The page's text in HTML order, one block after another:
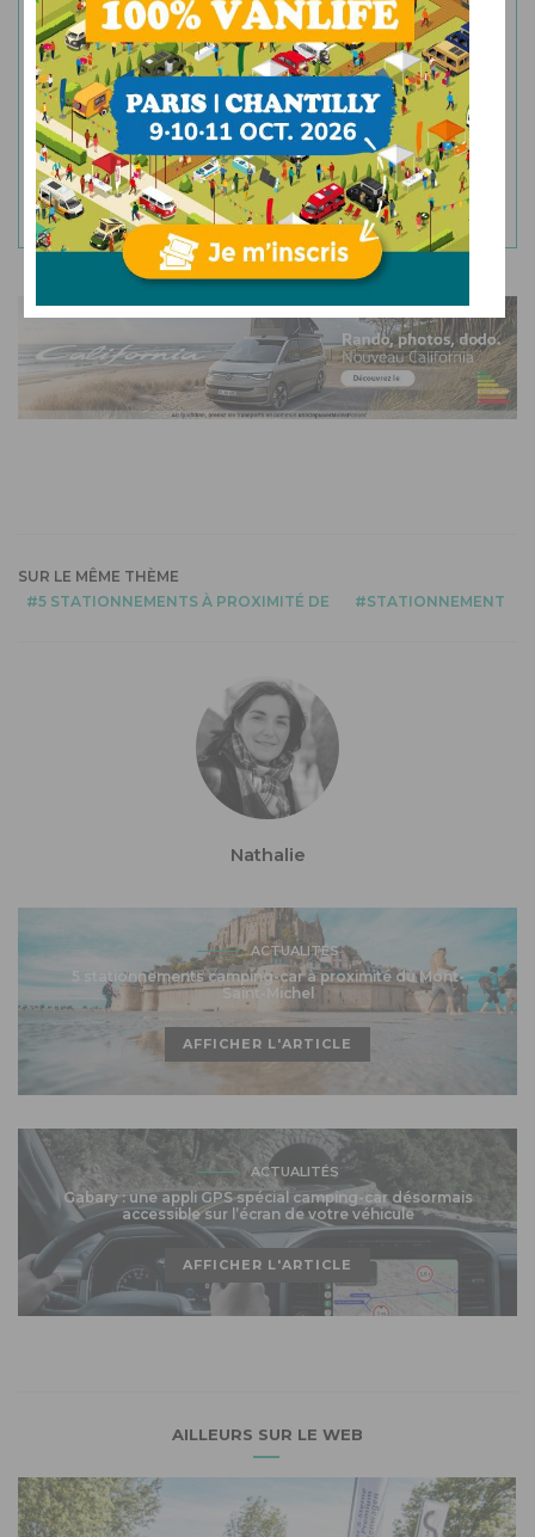
JE M'ABONNE
En vous abonnant, vous acceptez de recevoir la
newsletter de Campingcarlesite ainsi que les offres et
informations de nos partenaires. Vous pouvez vous
désinscrire à tout moment à l'aide des liens accessibles
dans nos newsletters.
SUR LE MÊME THÈME
5 STATIONNEMENTS À PROXIMITÉ DE
STATIONNEMENT
Nathalie
ACTUALITÉS
5 stationnements camping-car à proximité du Mont-
Saint-Michel
AFFICHER L'ARTICLE
ACTUALITÉS
Gabary : une appli GPS spécial camping-car désormais
accessible sur l’écran de votre véhicule
AFFICHER L'ARTICLE
AILLEURS SUR LE WEB